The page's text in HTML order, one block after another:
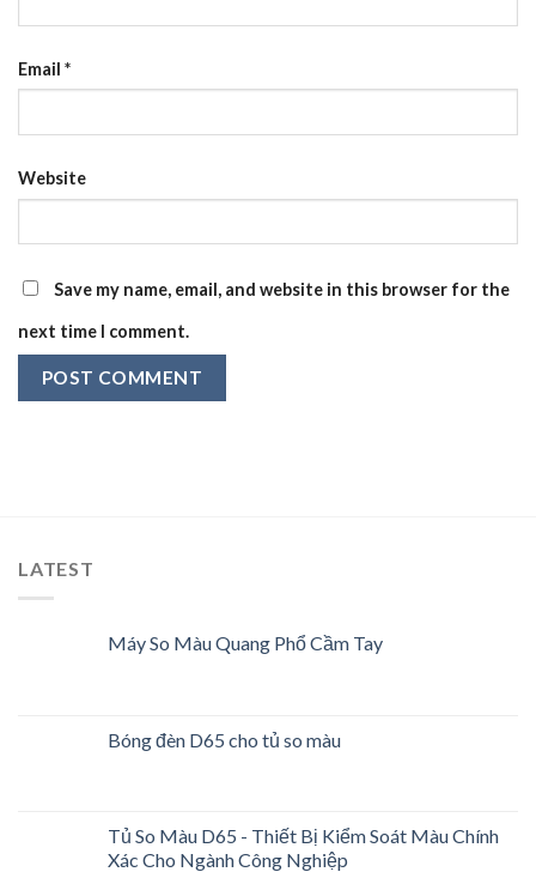
Email *
Website
Save my name, email, and website in this browser for the
next time I comment.
LATEST
Máy So Màu Quang Phổ Cầm Tay
Bóng đèn D65 cho tủ so màu
Tủ So Màu D65 - Thiết Bị Kiểm Soát Màu Chính
Xác Cho Ngành Công Nghiệp